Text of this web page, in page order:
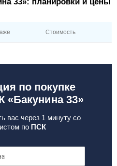
Стоимость
по покупке
«Бакунина 33»
вас через 1 минуту со
по ПСК